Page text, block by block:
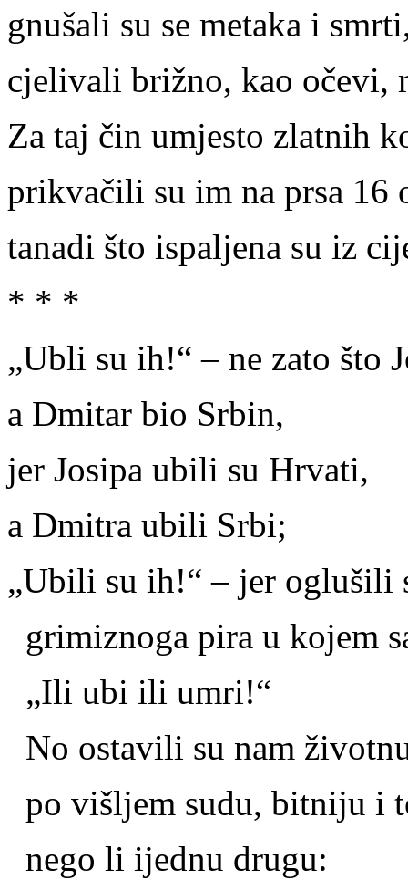
gnušali su se metaka i
cjelivali brižno, kao očevi,
Za taj čin umjesto zlatnih
prikvačili su im na prsa 16
tanadi što ispaljena su iz
* * *
„Ubli su ih!“ – ne zato što
a Dmitar bio Srbin,
jer Josipa ubili su Hrvati,
a Dmitra ubili Srbi;
„Ubili su ih!“ – jer oglušili
grimiznoga pira u kojem
„Ili ubi ili umri!“
No ostavili su nam
po višljem sudu, bitniju i
nego li ijednu drugu: